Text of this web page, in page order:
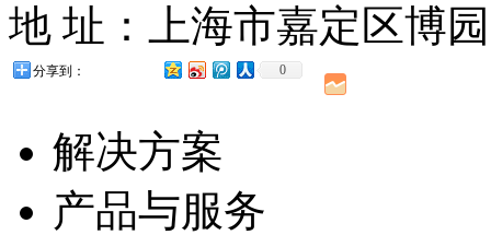
地 址：上海市嘉定区博
分享到： 0
解决方案
产品与服务